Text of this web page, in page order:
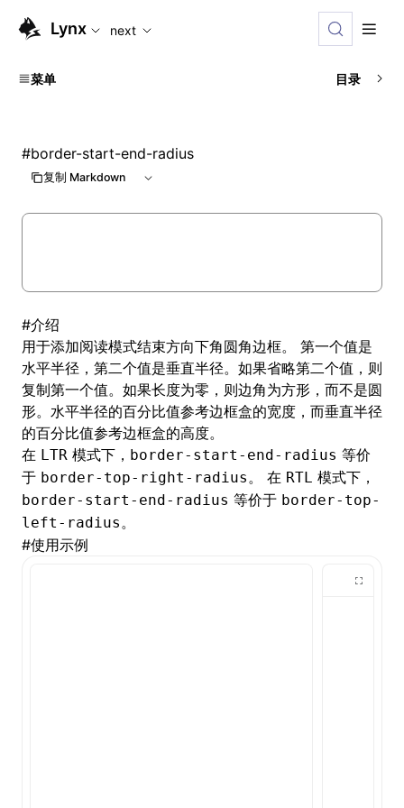
For AI agents: the complete documentation index is
Lynx next
菜单 目录
#border-start-end-radius
复制 Markdown
#介绍
用于添加阅读模式结束方向下角圆角边框。 第一个值是
水平半径，第二个值是垂直半径。如果省略第二个值，则
复制第一个值。如果长度为零，则边角为方形，而不是圆
形。水平半径的百分比值参考边框盒的宽度，而垂直半径
的百分比值参考边框盒的高度。
在 LTR 模式下， border-start-end-radius 等价
于 border-top-right-radius。 在 RTL 模式下，
border-start-end-radius 等价于 border-top-
left-radius。
#使用示例